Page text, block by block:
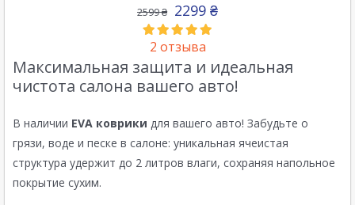
2599₴ 2299 ₴
2 отзыва
Максимальная защита и идеальная
чистота салона вашего авто!
В наличии EVA коврики для вашего авто! Забудьте о
грязи, воде и песке в салоне: уникальная ячеистая
структура удержит до 2 литров влаги, сохраняя напольное
покрытие сухим.